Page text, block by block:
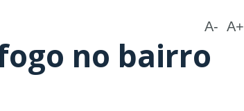
A- A+
no bairro